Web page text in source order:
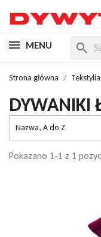
MENU search
Strona główna Tekstylia
DYWANIKI
Nazwa, A do Z
Pokazano 1-1 z 1